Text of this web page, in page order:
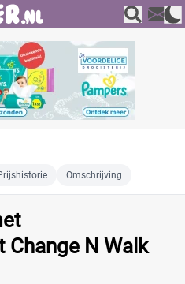
Omschrijving
N Walk